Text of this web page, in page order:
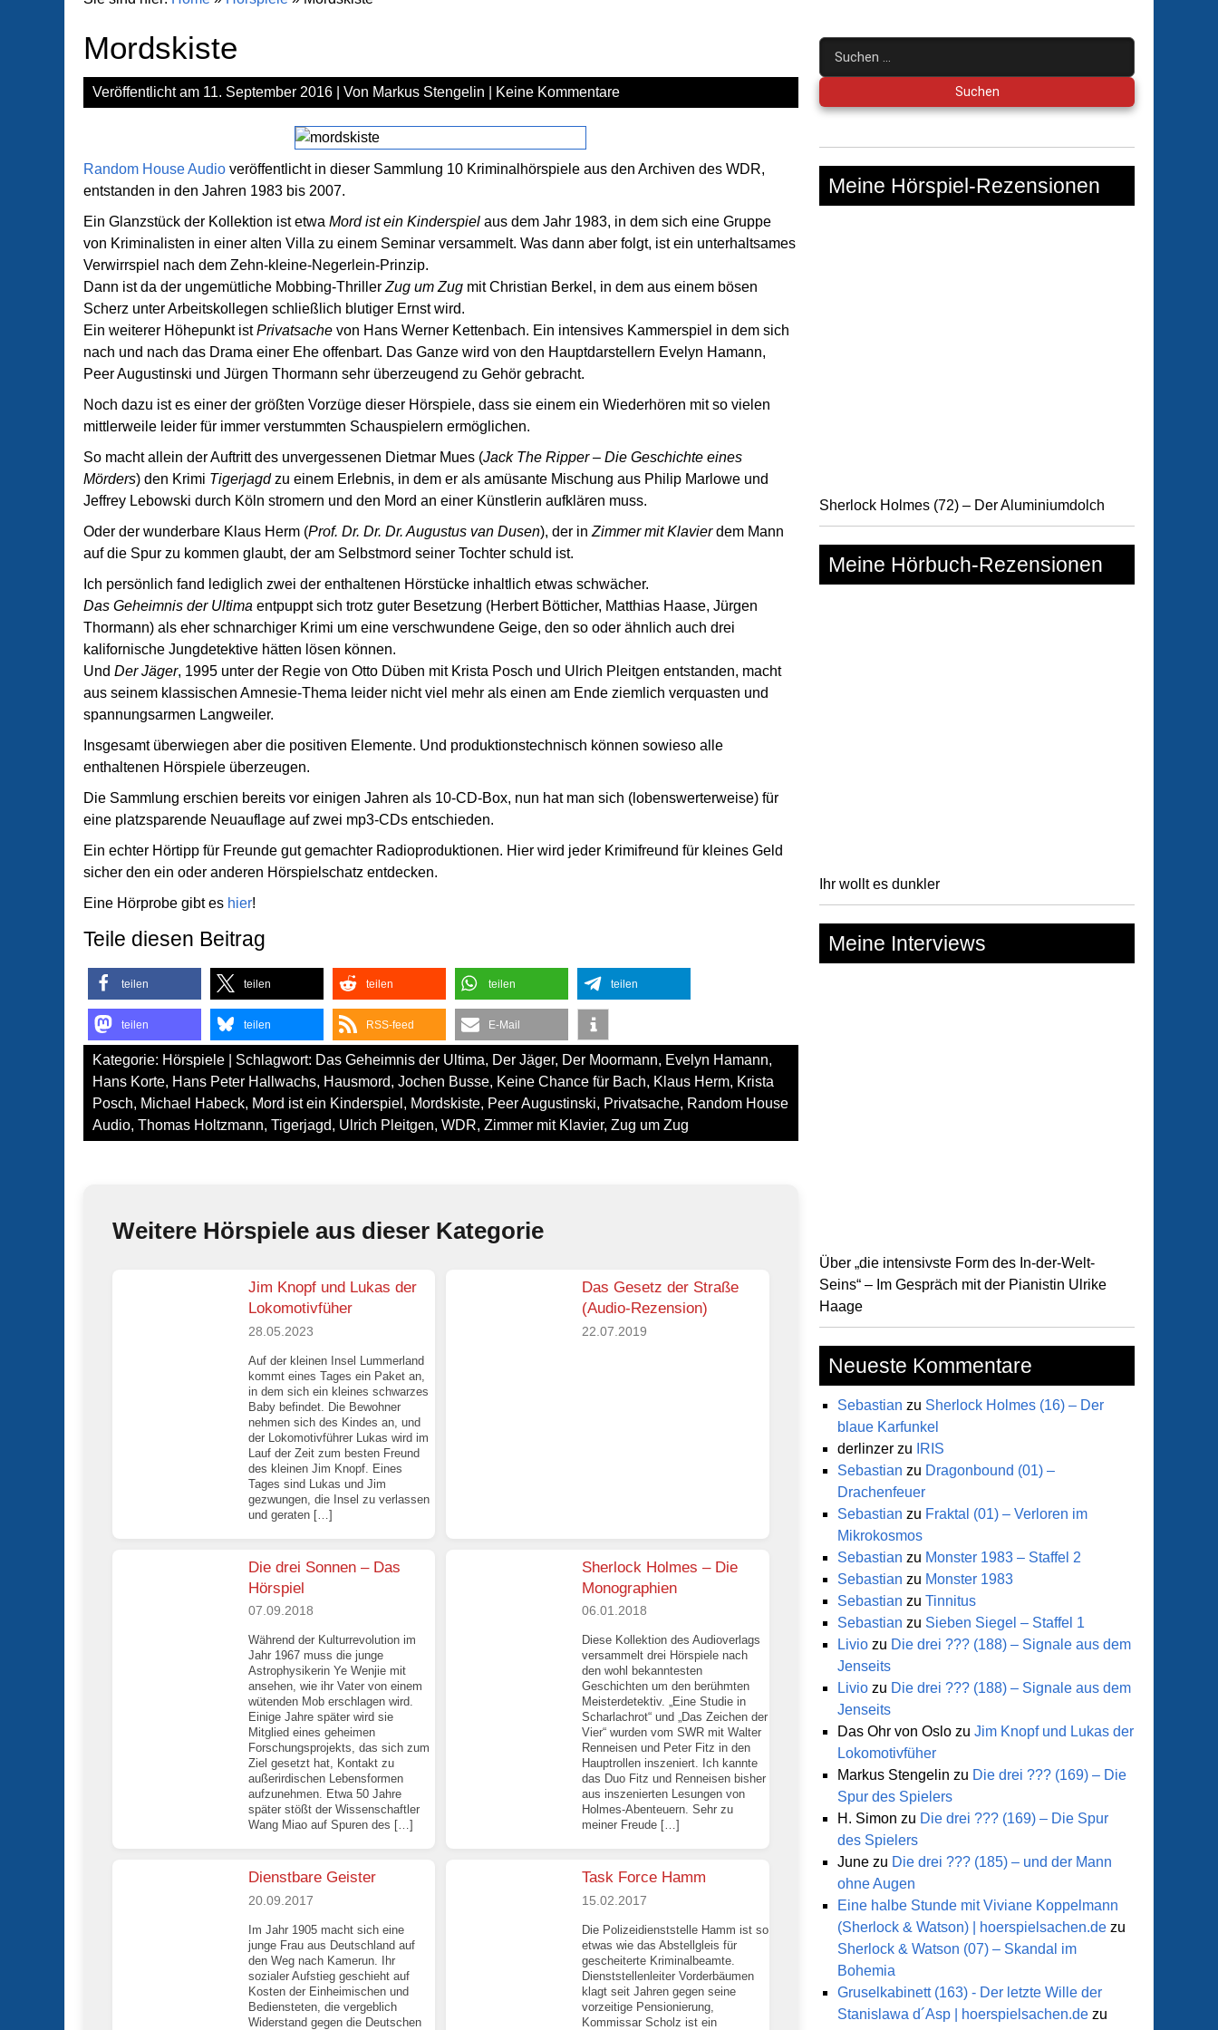
Mordskiste
Veröffentlicht am 11. September 2016 | Von Markus Stengelin Keine Kommentare
Random House Audio veröffentlicht in dieser Sammlung 10 Kriminalhörspiele aus den Archiven des WDR,
entstanden in den Jahren 1983 bis 2007.
Ein Glanzstück der Kollektion ist etwa Mord ist ein Kinderspiel aus dem Jahr 1983, in dem sich eine Gruppe
von Kriminalisten in einer alten Villa zu einem Seminar versammelt. Was dann aber folgt, ist ein unterhaltsames
Verwirrspiel nach dem Zehn-kleine-Negerlein-Prinzip.
Dann ist da der ungemütliche Mobbing-Thriller Zug um Zug mit Christian Berkel, in dem aus einem bösen
Scherz unter Arbeitskollegen schließlich blutiger Ernst wird.
Ein weiterer Höhepunkt istPrivatsache von Hans Werner Kettenbach. Ein intensives Kammerspiel in dem sich
nach und nach das Drama einer Ehe offenbart. Das Ganze wird von den Hauptdarstellern Evelyn Hamann,
Peer Augustinski und Jürgen Thormann sehr überzeugend zu Gehör gebracht.
Noch dazu ist es einer der größten Vorzüge dieser Hörspiele, dass sie einem ein Wiederhören mit so vielen
mittlerweile leider für immer verstummten Schauspielern ermöglichen.
So macht allein der Auftritt des unvergessenen Dietmar Mues (Jack The Ripper – Die Geschichte eines
Mörders) den Krimi Tigerjagdzu einem Erlebnis, in dem er als amüsante Mischung aus Philip Marlowe und
Jeffrey Lebowski durch Köln stromern und den Mord an einer Künstlerin aufklären muss.
Oder der wunderbare Klaus Herm (Prof. Dr. Dr. Dr. Augustus van Dusen), der in Zimmer mit Klavierdem Mann
auf die Spur zu kommen glaubt, der am Selbstmord seiner Tochter schuld ist.
Ich persönlich fand lediglich zwei der enthaltenen Hörstücke inhaltlich etwas schwächer.
Das Geheimnis der Ultima entpuppt sich trotz guter Besetzung (Herbert Bötticher, Matthias Haase, Jürgen
Thormann) als eher schnarchiger Krimi um eine verschwundene Geige, den so oder ähnlich auch drei
kalifornische Jungdetektive hätten lösen können.
Und Der Jäger, 1995 unter der Regie von Otto Düben mit Krista Posch und Ulrich Pleitgen entstanden, macht
aus seinem klassischen Amnesie-Thema leider nicht viel mehr als einen am Ende ziemlich verquasten und
spannungsarmen Langweiler.
Insgesamt überwiegen aber die positiven Elemente. Und produktionstechnisch können sowieso alle
enthaltenen Hörspiele überzeugen.
Die Sammlung erschien bereits vor einigen Jahren als 10-CD-Box, nun hat man sich (lobenswerterweise) für
eine platzsparende Neuauflage auf zwei mp3-CDs entschieden.
Ein echter Hörtipp für Freunde gut gemachter Radioproduktionen. Hier wird jeder Krimifreund für kleines Geld
sicher den ein oder anderen Hörspielschatz entdecken.
Eine Hörprobe gibt es hier!
Teile diesen Beitrag
teilen teilen teilen teilen teilen
teilen teilen RSS-feed E-Mail
Kategorie: Hörspiele | Schlagwort: Das Geheimnis der Ultima, Der Jäger, Der Moormann, Evelyn Hamann,
Hans Korte, Hans Peter Hallwachs, Hausmord, Jochen Busse, Keine Chance für Bach, Klaus Herm, Krista
Posch, Michael Habeck, Mord ist ein Kinderspiel , Mordskiste, Peer Augustinski, Privatsache, Random House
Audio, Thomas Holtzmann, Tigerjagd, Ulrich Pleitgen, WDR, Zimmer mit Klavier, Zug um Zug
Weitere Hörspiele aus dieser Kategorie
Jim Knopf und Lukas der
Lokomotivfüher
28.05.2023
Auf der kleinen Insel Lummerland
kommt eines Tages ein Paket an,
in dem sich ein kleines schwarzes
Baby befindet. Die Bewohner
nehmen sich des Kindes an, und
der Lokomotivführer Lukas wird im
Lauf der Zeit zum besten Freund
des kleinen Jim Knopf. Eines
Tages sind Lukas und Jim
gezwungen, die Insel zu verlassen
und geraten […]
Das Gesetz der Straße
(Audio-Rezension)
22.07.2019
Die drei Sonnen – Das
Hörspiel
07.09.2018
Während der Kulturrevolution im
Jahr 1967 muss die junge
Astrophysikerin Ye Wenjie mit
ansehen, wie ihr Vater von einem
wütenden Mob erschlagen wird.
Einige Jahre später wird sie
Mitglied eines geheimen
Forschungsprojekts, das sich zum
Ziel gesetzt hat, Kontakt zu
außerirdischen Lebensformen
aufzunehmen. Etwa 50 Jahre
später stößt der Wissenschaftler
Wang Miao auf Spuren des […]
Sherlock Holmes – Die
Monographien
06.01.2018
Diese Kollektion des Audioverlags
versammelt drei Hörspiele nach
den wohl bekanntesten
Geschichten um den berühmten
Meisterdetektiv. „Eine Studie in
Scharlachrot“ und „Das Zeichen der
Vier“ wurden vom SWR mit Walter
Renneisen und Peter Fitz in den
Hauptrollen inszeniert. Ich kannte
das Duo Fitz und Renneisen bisher
aus inszenierten Lesungen von
Holmes-Abenteuern. Sehr zu
meiner Freude […]
Dienstbare Geister
20.09.2017
Im Jahr 1905 macht sich eine
junge Frau aus Deutschland auf
den Weg nach Kamerun. Ihr
sozialer Aufstieg geschieht auf
Kosten der Einheimischen und
Bediensteten, die vergeblich
Widerstand gegen die Deutschen
Task Force Hamm
15.02.2017
Die Polizeidienststelle Hamm ist so
etwas wie das Abstellgleis für
gescheiterte Kriminalbeamte.
Dienststellenleiter Vorderbäumen
klagt seit Jahren gegen seine
vorzeitige Pensionierung,
Kommissar Scholz ist ein
Suchen
nach:
Meine Hörspiel-Rezensionen
Sherlock Holmes (72) – Der Aluminiumdolch
Meine Hörbuch-Rezensionen
Ihr wollt es dunkler
Meine Interviews
Über „die intensivste Form des In-der-Welt-
Seins“ – Im Gespräch mit der Pianistin Ulrike
Haage
Neueste Kommentare
Sebastian zu Sherlock Holmes (16) – Der
blaue Karfunkel
derlinzer zu
IRIS
Sebastian zu Dragonbound (01) –
Drachenfeuer
Sebastian zu Fraktal (01) – Verloren im
Mikrokosmos
Sebastian zu Monster 1983 – Staffel 2
Sebastian zu Monster 1983
Sebastian zu Tinnitus
Sebastian zu Sieben Siegel – Staffel 1
Livio zu Die drei ??? (188) – Signale aus dem
Jenseits
Livio zu Die drei ??? (188) – Signale aus dem
Jenseits
Das Ohr von Oslo zu Jim Knopf und Lukas der
Lokomotivfüher
Markus Stengelin zu Die drei ??? (169) – Die
Spur des Spielers
H. Simon zu Die drei ??? (169) – Die Spur
des Spielers
June zu Die drei ??? (185) – und der Mann
ohne Augen
Eine halbe Stunde mit Viviane Koppelmann
(Sherlock & Watson) | hoerspielsachen.de zu
Sherlock & Watson (07) – Skandal im
Bohemia
Gruselkabinett (163) - Der letzte Wille der
Stanislawa d´Asp | hoerspielsachen.de zu